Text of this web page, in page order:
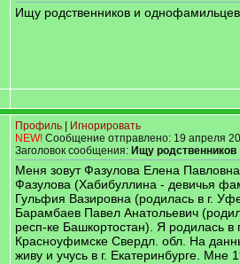
Ищу родственников и
Профиль
Игнорировать
NEW! Сообщение отправлено: 19 апреля
Заголовок сообщения: Ищу родственников
Меня зовут Фазулова Елена
Фазулова (Хабибуллина - девичья
Гульфия Вазировна (родилась в г.
Барамбаев Павел Анатольевич
респ-ке Башкортостан). Я родилась в
Красноуфимске Свердл. обл. На
живу и учусь в г. Екатеринбурге. Мне